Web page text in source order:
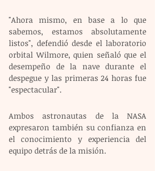
"Ahora mismo, en base a lo que
sabemos, estamos absolutamente
listos", defendió desde el laboratorio
orbital Wilmore, quien señaló que el
desempeño de la nave durante el
despegue y las primeras 24 horas fue
"espectacular".
Ambos astronautas de la NASA
expresaron también su confianza en
el conocimiento y experiencia del
equipo detrás de la misión.